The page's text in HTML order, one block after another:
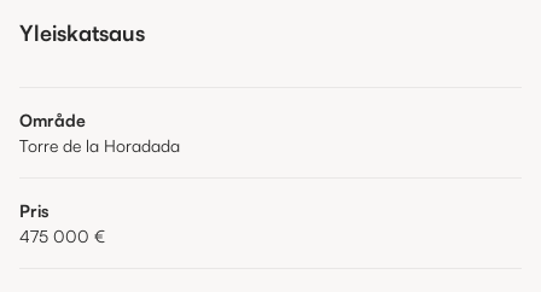
Yleiskatsaus
Område
Torre de la Horadada
Pris
475 000 €